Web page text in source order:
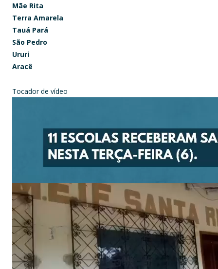
Mãe Rita
Terra Amarela
Tauá Pará
São Pedro
Ururi
Aracê
Tocador de vídeo